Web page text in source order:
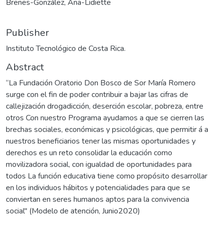
Brenes-González, Ana-Lidiette
Publisher
Instituto Tecnológico de Costa Rica.
Abstract
“La Fundación Oratorio Don Bosco de Sor María Romero
surge con el fin de poder contribuir a bajar las cifras de
callejización drogadicción, deserción escolar, pobreza, entre
otros Con nuestro Programa ayudamos a que se cierren las
brechas sociales, económicas y psicológicas, que permitir á a
nuestros beneficiarios tener las mismas oportunidades y
derechos es un reto consolidar la educación como
movilizadora social, con igualdad de oportunidades para
todos La función educativa tiene como propósito desarrollar
en los individuos hábitos y potencialidades para que se
conviertan en seres humanos aptos para la convivencia
social" (Modelo de atención, Junio2020)